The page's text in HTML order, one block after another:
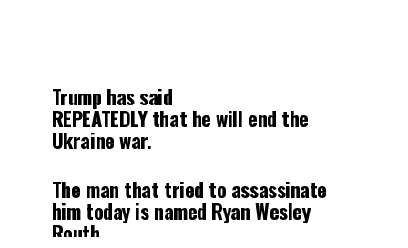
Trump has said
REPEATEDLY that he will end the
Ukraine war.
The man that tried to assassinate
him today is named Ryan Wesley
Routh.